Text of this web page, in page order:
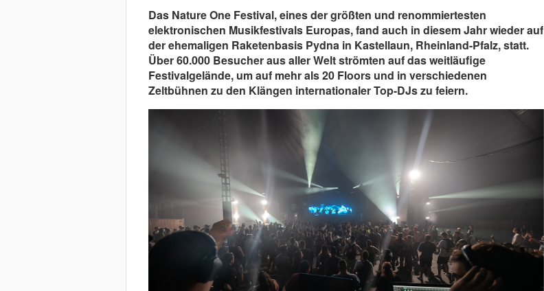
Das Nature One Festival, eines der größten und renommiertesten
elektronischen Musikfestivals Europas, fand auch in diesem Jahr wieder auf
der ehemaligen Raketenbasis Pydna in Kastellaun, Rheinland-Pfalz, statt.
Über 60.000 Besucher aus aller Welt strömten auf das weitläufige
Festivalgelände, um auf mehr als 20 Floors und in verschiedenen
Zeltbühnen zu den Klängen internationaler Top-DJs zu feiern.